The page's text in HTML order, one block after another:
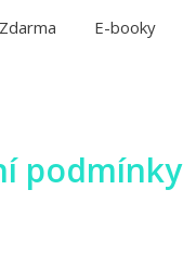
Zdarma E-booky
podmínky